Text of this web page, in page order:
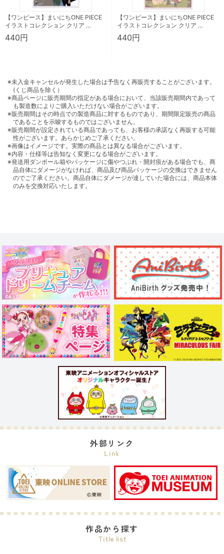
【ワンピース】まいにちONE PIECE
イラストコレクション クリア …
440円
【ワンピース】まいにちONE PIECE
イラストコレクション クリア …
440円
※未入金キャンセルが発生した場合は予告なく再販売することがございます。
(くじ商品を除く）
※商品ページに販売期間の指定がある場合において、当該販売期間内であって
も製造数によりご購入いただけない場合がございます。
※販売期間はその時点での製造商品に対するものであり、期間限定販売の商品
であることを示唆するものではございません。
※販売期間が設定されている商品であっても、お客様の承諾なく再販する可能
性がございます。あらかじめご了承ください。
※画像はイメージです。実際の商品とは異なる場合がございます。
※内容・仕様等は告知なく変更になる場合がございます。
※発送用ダンボール箱やパッケージに傷やつぶれ・開封痕がある場合でも、商
品自体にダメージがなければ、商品及び商品パッケージの交換はできません
のでご了承ください。商品自体にダメージが達していた場合には、商品本体
のみを交換対応いたします。
外部リンク
Link
作品から探す
Title list